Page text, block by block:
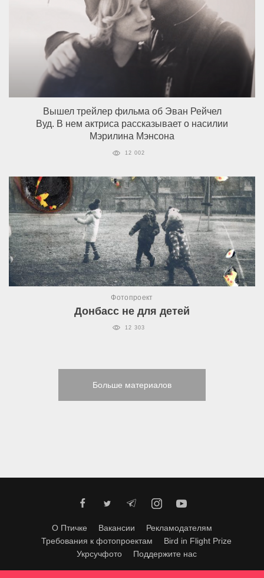
Вышел трейлер фильма об Эван Рейчел
Вуд. В нем актриса рассказывает о насилии
Мэрилина Мэнсона
12 002
Фотопроект
Донбасс не для детей
12 303
Больше материалов
О Птичке Вакансии
Рекламодателям
Требования к фотопроектам
Bird in Flight Prize
Укрсучфото
Поддержите нас